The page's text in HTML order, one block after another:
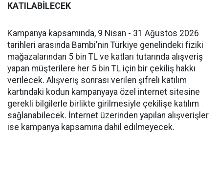
KATILABİLECEK
Kampanya kapsamında, 9 Nisan - 31 Ağustos 2026
tarihleri arasında Bambi'nin Türkiye genelindeki fiziki
mağazalarından 5 bin TL ve katları tutarında alışveriş
yapan müşterilere her 5 bin TL için bir çekiliş hakkı
verilecek. Alışveriş sonrası verilen şifreli katılım
kartındaki kodun kampanyaya özel internet sitesine
gerekli bilgilerle birlikte girilmesiyle çekilişe katılım
sağlanabilecek. İnternet üzerinden yapılan alışverişler
ise kampanya kapsamına dahil edilmeyecek.